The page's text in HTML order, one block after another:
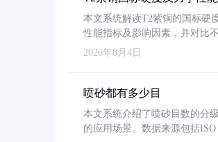
本文系统解读T2紫铜的国标硬
性能指标及影响因素，并对比
2026年8月4日
喷砂都有多少目
本文系统介绍了喷砂目数的分
的应用场景。数据来源包括